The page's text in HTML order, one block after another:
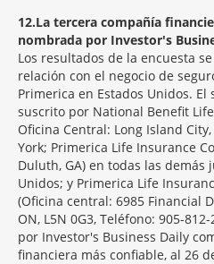
12 La tercera compañía
nombrada por Investor's
Los resultados de la encuesta
relación con el negocio de
Primerica en Estados Unidos.
suscrito por National Benefit
Oficina Central: Long Island
York; Primerica Life Insurance
Duluth, GA) en todas las demás
Unidos; y Primerica Life
(Oficina central: 6985 Financial
ON, L5N 0G3, Teléfono: 905-
por Investor's Business Daily
financiera más confiable, al 26